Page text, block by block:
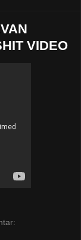
VIDEO